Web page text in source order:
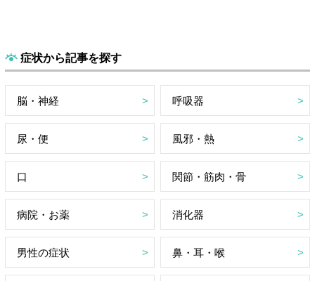
症状から記事を探す
脳・神経 呼吸器
尿・便 風邪・熱
口 関節・筋肉・骨
病院・お薬 消化器
男性の症状 鼻・耳・喉